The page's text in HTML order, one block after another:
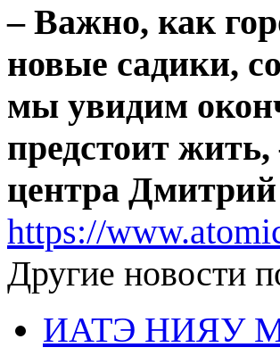
– Важно, как
новые садики,
мы увидим
предстоит
центра
https://
Другие новости
ИАТЭ НИЯУ